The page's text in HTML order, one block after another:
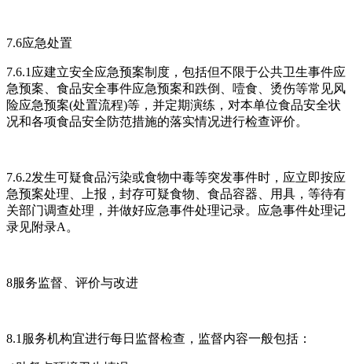
7.6应急处置
7.6.1应建立安全应急预案制度，包括但不限于公共卫生事件应
急预案、食品安全事件应急预案和跌倒、噎食、烫伤等常见风
险应急预案(处置流程)等，并定期演练，对本单位食品安全状
况和各项食品安全防范措施的落实情况进行检查评价。
7.6.2发生可疑食品污染或食物中毒等突发事件时，应立即按应
急预案处理、上报，封存可疑食物、食品容器、用具，等待有
关部门调查处理，并做好应急事件处理记录。应急事件处理记
录见附录A。
8服务监督、评价与改进
8.1服务机构宜进行每日监督检查，监督内容一般包括：